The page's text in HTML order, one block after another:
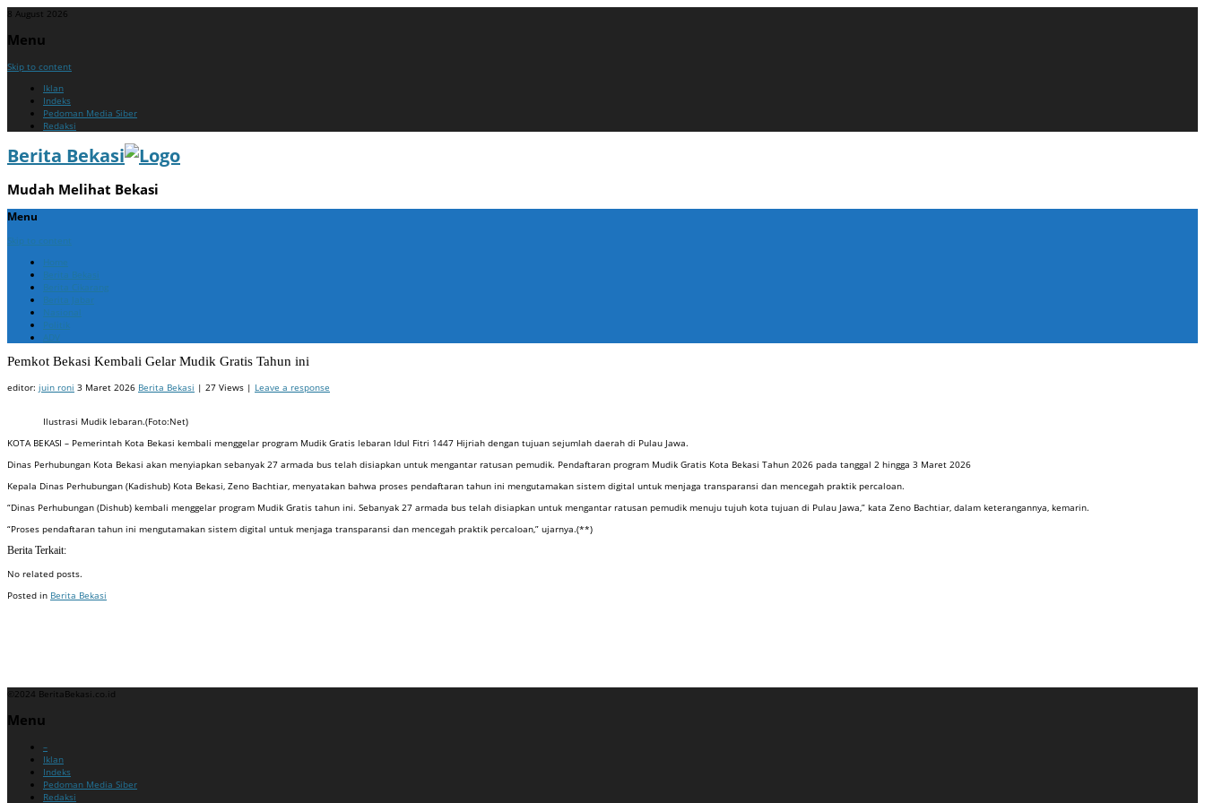
8 August 2026
Menu
Skip to content
Iklan
Indeks
Pedoman Media Siber
Redaksi
Berita Bekasi
Mudah Melihat Bekasi
Menu
Skip to content
Home
Berita Bekasi
Berita Cikarang
Berita Jabar
Nasional
Politik
ADV
Pemkot Bekasi Kembali Gelar Mudik Gratis Tahun ini
editor: juin roni 3 Maret 2026 Berita Bekasi | 27 Views | Leave a response
Ilustrasi Mudik lebaran.(Foto:Net)
KOTA BEKASI – Pemerintah Kota Bekasi kembali menggelar program Mudik Gratis lebaran Idul Fitri 1447 Hijriah dengan tujuan sejumlah daerah di Pulau Jawa.
Dinas Perhubungan Kota Bekasi akan menyiapkan sebanyak 27 armada bus telah disiapkan untuk mengantar ratusan pemudik. Pendaftaran program Mudik Gratis Kota Bekasi Tahun 2026 pada tanggal 2 hingga 3 Maret 2026
Kepala Dinas Perhubungan (Kadishub) Kota Bekasi, Zeno Bachtiar, menyatakan bahwa proses pendaftaran tahun ini mengutamakan sistem digital untuk menjaga transparansi dan mencegah praktik percaloan.
“Dinas Perhubungan (Dishub) kembali menggelar program Mudik Gratis tahun ini. Sebanyak 27 armada bus telah disiapkan untuk mengantar ratusan pemudik menuju tujuh kota tujuan di Pulau Jawa,” kata Zeno Bachtiar, dalam keterangannya, kemarin.
“Proses pendaftaran tahun ini mengutamakan sistem digital untuk menjaga transparansi dan mencegah praktik percaloan,” ujarnya.(**)
Berita Terkait:
No related posts.
Posted in Berita Bekasi
©2024 BeritaBekasi.co.id
Menu
–
Iklan
Indeks
Pedoman Media Siber
Redaksi